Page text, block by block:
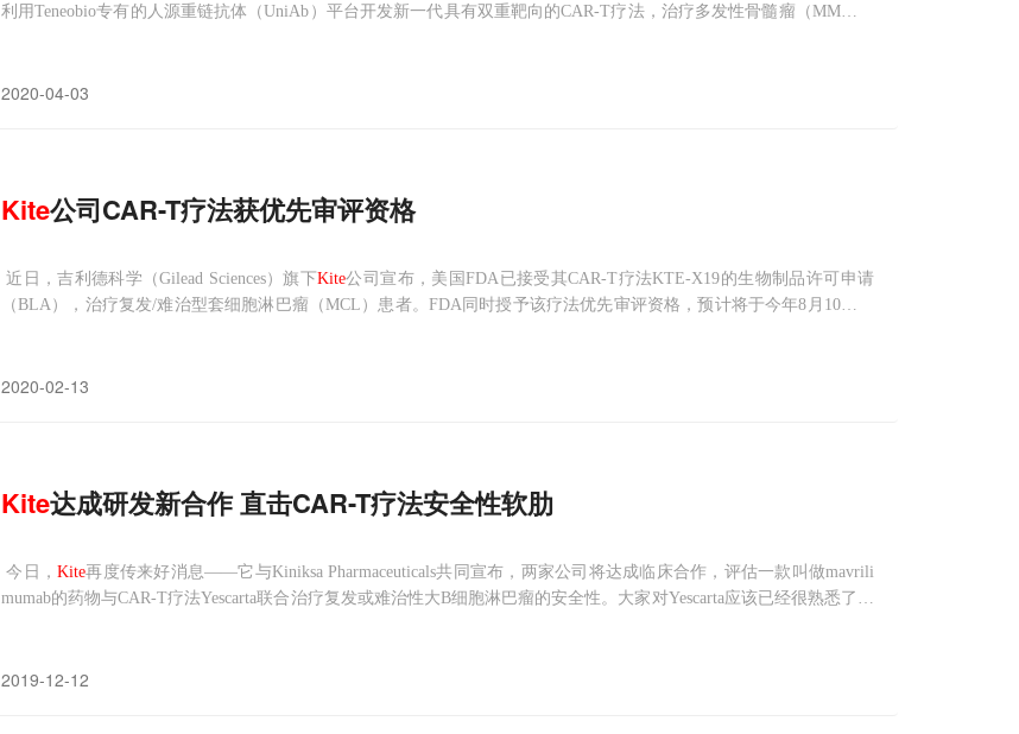
利用Teneobio专有的人源重链抗体（UniAb）平台开发新一代具有双重靶向的CAR-T疗法，治疗多发性骨髓瘤（MM）患
2020-04-03
Kite公司CAR-T疗法获优先审评资格
近日，吉利德科学（Gilead Sciences）旗下Kite公司宣布，美国FDA已接受其CAR-T疗法KTE-X19的生物制品许可申请
（BLA），治疗复发/难治型套细胞淋巴瘤（MCL）患者。FDA同时授予该疗法优先审评资格，预计将于今年8月10日前
2020-02-13
Kite达成研发新合作 直击CAR-T疗法安全性软肋
今日， Kite再度传来好消息——它与Kiniksa Pharmaceuticals共同宣布，两家公司将达成临床合作，评估一款叫做mavrili
mumab的药物与CAR-T疗法Yescarta联合治疗复发或难治性大B细胞淋巴瘤的安全性。大家对Yescarta应该已经很熟悉了，
2019-12-12